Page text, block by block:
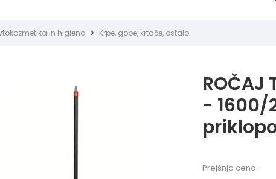
in higiena Krpe, gobe, krtače, ostalo
ROČAJ
- 1600/
Prejšnja cena: